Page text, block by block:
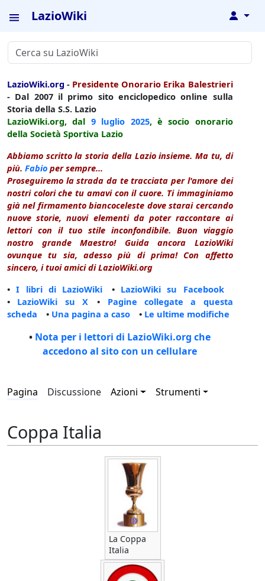
LazioWiki ↓
LazioWiki.org - Presidente Onorario Erika Balestrieri
- Dal 2007 il primo sito enciclopedico online sulla
Storia della S.S. Lazio
LazioWiki.org, dal 9 luglio 2025, è socio onorario
della Società Sportiva Lazio
Abbiamo scritto la storia della Lazio insieme. Ma tu, di
più. Fabio per sempre...
Proseguiremo la strada da te tracciata per l'amore dei
nostri colori che tu amavi con il cuore. Ti immaginiamo
già nel firmamento biancoceleste dove starai cercando
nuove storie, nuovi elementi da poter raccontare ai
lettori con il tuo stile inconfondibile. Buon viaggio
nostro grande Maestro! Guida ancora LazioWiki
ovunque tu sia, adesso più di prima! Con affetto
sincero, i tuoi amici di LazioWiki.org
•I libri di LazioWiki • LazioWiki su Facebook
• LazioWiki su X • Pagine collegate a questa
scheda • Una pagina a caso • Le ultime modifiche
• Nota per i lettori di LazioWiki.org che
accedono al sito con un cellulare
Pagina Discussione Azioni Strumenti
Coppa Italia
La Coppa
Italia